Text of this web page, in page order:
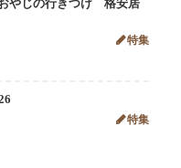
やじの行きつけ 格安居
特集
特集